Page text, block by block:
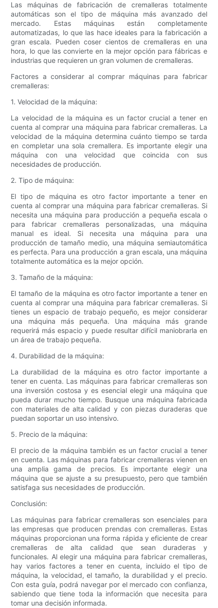
Las máquinas de fabricación de cremalleras totalmente
automáticas son el tipo de máquina más avanzado del
mercado. Estas máquinas están completamente
automatizadas, lo que las hace ideales para la fabricación a
gran escala. Pueden coser cientos de cremalleras en una
hora, lo que las convierte en la mejor opción para fábricas e
industrias que requieren un gran volumen de cremalleras.
Factores a considerar al comprar máquinas para fabricar
cremalleras:
1. Velocidad de la máquina:
La velocidad de la máquina es un factor crucial a tener en
cuenta al comprar una máquina para fabricar cremalleras. La
velocidad de la máquina determina cuánto tiempo se tarda
en completar una sola cremallera. Es importante elegir una
máquina con una velocidad que coincida con sus
necesidades de producción.
2. Tipo de máquina:
El tipo de máquina es otro factor importante a tener en
cuenta al comprar una máquina para fabricar cremalleras. Si
necesita una máquina para producción a pequeña escala o
para fabricar cremalleras personalizadas, una máquina
manual es ideal. Si necesita una máquina para una
producción de tamaño medio, una máquina semiautomática
es perfecta. Para una producción a gran escala, una máquina
totalmente automática es la mejor opción.
3. Tamaño de la máquina:
El tamaño de la máquina es otro factor importante a tener en
cuenta al comprar una máquina para fabricar cremalleras. Si
tienes un espacio de trabajo pequeño, es mejor considerar
una máquina más pequeña. Una máquina más grande
requerirá más espacio y puede resultar difícil maniobrarla en
un área de trabajo pequeña.
4. Durabilidad de la máquina:
La durabilidad de la máquina es otro factor importante a
tener en cuenta. Las máquinas para fabricar cremalleras son
una inversión costosa y es esencial elegir una máquina que
pueda durar mucho tiempo. Busque una máquina fabricada
con materiales de alta calidad y con piezas duraderas que
puedan soportar un uso intensivo.
5. Precio de la máquina:
El precio de la máquina también es un factor crucial a tener
en cuenta. Las máquinas para fabricar cremalleras vienen en
una amplia gama de precios. Es importante elegir una
máquina que se ajuste a su presupuesto, pero que también
satisfaga sus necesidades de producción.
Conclusión:
Las máquinas para fabricar cremalleras son esenciales para
las empresas que producen prendas con cremalleras. Estas
máquinas proporcionan una forma rápida y eficiente de crear
cremalleras de alta calidad que sean duraderas y
funcionales. Al elegir una máquina para fabricar cremalleras,
hay varios factores a tener en cuenta, incluido el tipo de
máquina, la velocidad, el tamaño, la durabilidad y el precio.
Con esta guía, podrá navegar por el mercado con confianza,
sabiendo que tiene toda la información que necesita para
tomar una decisión informada.